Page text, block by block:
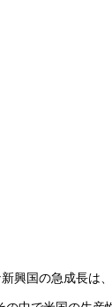
興国の急成長は